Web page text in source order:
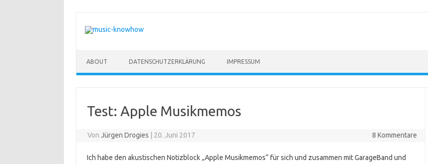
ABOUT DATENSCHUTZERKLÄRUNG IMPRESSUM
Test: Apple Musikmemos
VonJürgen Drogies 20. Juni 2017 8 Kommentare
Ich habe den akustischen Notizblock „Apple Musikmemos“ für sich und zusammen mit GarageBand und